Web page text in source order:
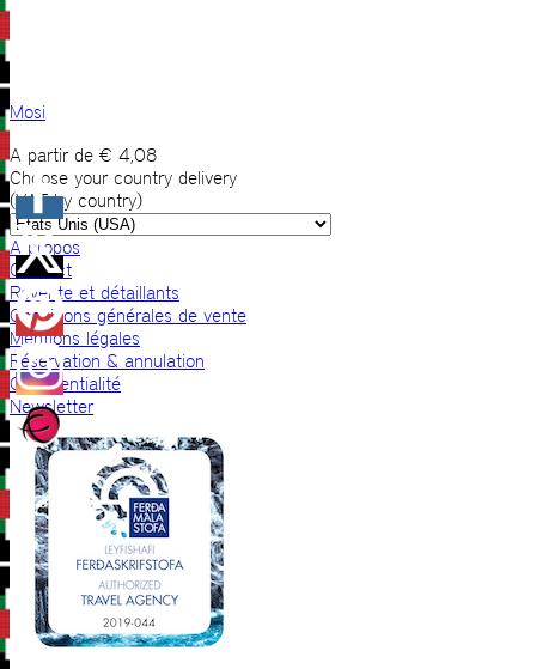
Mosi
A partir de € 4,08
Choose your country delivery
(VAT by country)
A propos
Contact
Revente et détaillants
Conditions générales de vente
Mentions légales
Réservation & annulation
Confidentialité
Newsletter